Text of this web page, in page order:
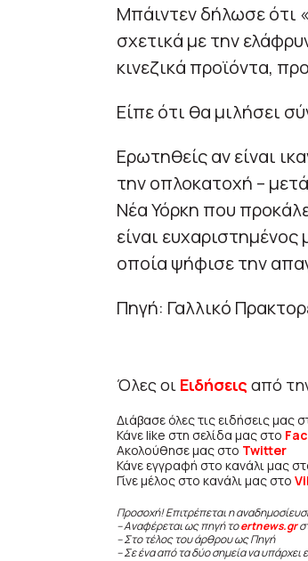
Μπάιντεν δήλωσε ότι
σχετικά με την
κινεζικά προϊόντα,
Είπε ότι θα μιλήσει
Ερωτηθείς αν είναι
την οπλοκατοχή –
Νέα Υόρκη που
είναι
οποία ψήφισε την
Πηγή: Γαλλικό
Όλες οι Ειδήσεις από
Διάβασε όλες τις ειδήσεις μας
Κάνε like στη σελίδα μας στο
Ακολούθησε μας στο Twitter
Κάνε εγγραφή στο κανάλι μας
Γίνε μέλος στο κανάλι μας στο
Προσοχή! Επιτρέπεται η
– Αναφέρεται ως πηγή τοertnews.gr
– Στο τέλος του άρθρου ως Πηγή
– Σε ένα από τα δύο σημεία να υπάρχει